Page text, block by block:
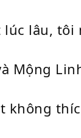
lâu,
Mộng
không